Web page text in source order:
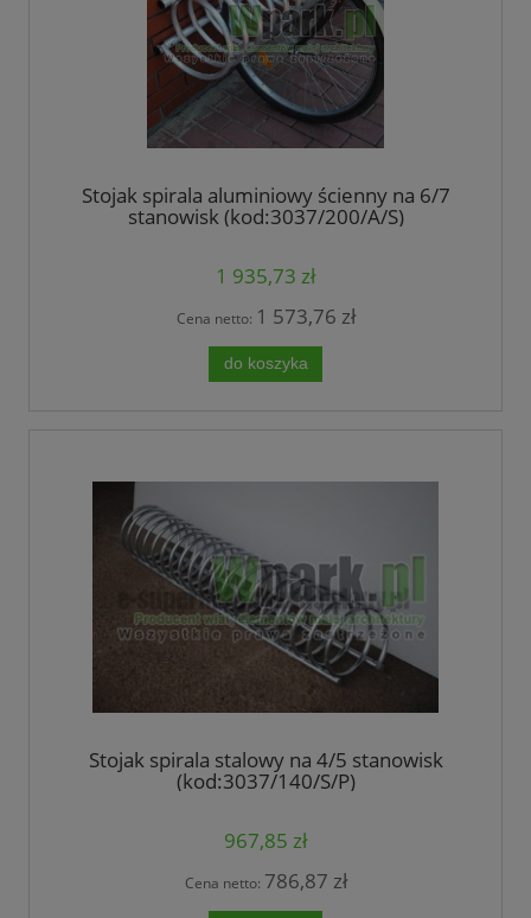
Stojak spirala aluminiowy ścienny na 6/7
stanowisk (kod:3037/200/A/S)
1 935,73 zł
Cena netto: 1 573,76 zł
do koszyka
Stojak spirala stalowy na 4/5 stanowisk
(kod:3037/140/S/P)
967,85 zł
Cena netto: 786,87 zł